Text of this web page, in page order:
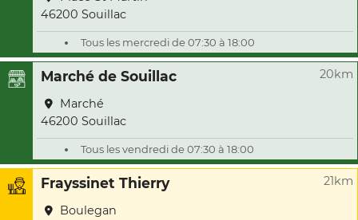
46200 Souillac
Tous les mercredi de 07:30 à 18:00
Marché de Souillac 20km
Marché
46200 Souillac
Tous les vendredi de 07:30 à 18:00
Frayssinet Thierry 21km
Boulegan